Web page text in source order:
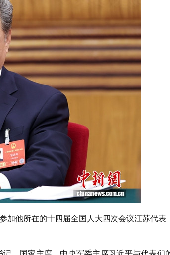
加他所在的十四届全国人大四次会议江苏代表
、国家主席、中央军委主席习近平与代表们